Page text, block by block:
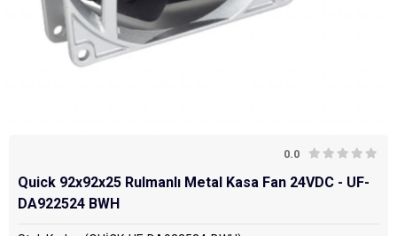
0.0
Quick 92x92x25 Rulmanlı Metal Kasa Fan 24VDC - UF-
DA922524 BWH